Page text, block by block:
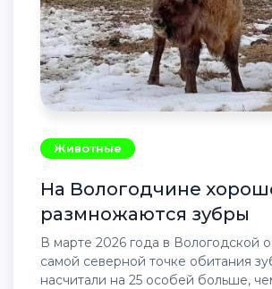
Животные
На Вологодчине хорошо
размножаются зубры
В марте 2026 года в Вологодской области,
самой северной точке обитания
насчитали на 25 особей больше,